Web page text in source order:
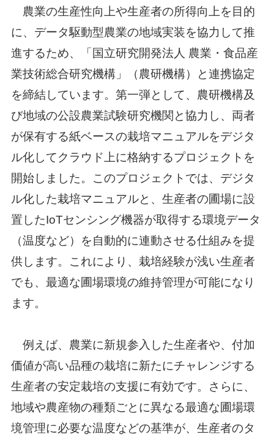
農業の生産性向上や生産者の所得向上を目的
に、データ駆動型農業の地域実装を協力して推
進するため、「国立研究開発法人 農業・食品産
業技術総合研究機構」（農研機構）と連携協定
を締結しています。第一弾として、農研機構及
び地域の公設農業試験研究機関と協力し、両者
が保有する紙ベースの栽培マニュアルをデジタ
ル化してクラウド上に格納するプロジェクトを
開始しました。このプロジェクトでは、デジタ
ル化した栽培マニュアルと、生産者の圃場に設
置したIoTセンシング機器が取得する環境データ
（温度など）を自動的に連動させる仕組みを提
供します。これにより、栽培経験が浅い生産者
でも、最適な圃場環境の維持管理が可能になり
ます。
例えば、農業に新規参入した生産者や、付加
価値が高い品種の栽培に新たにチャレンジする
生産者の安定栽培の支援に有効です。さらに、
地域や農産物の種類ごとに異なる最適な圃場環
境管理に必要な温度などの基準が、生産者のタ